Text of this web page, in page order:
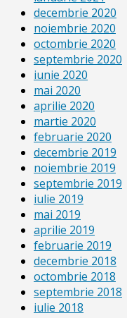
decembrie 2020
noiembrie 2020
octombrie 2020
septembrie 2020
iunie 2020
mai 2020
aprilie 2020
martie 2020
februarie 2020
decembrie 2019
noiembrie 2019
septembrie 2019
iulie 2019
mai 2019
aprilie 2019
februarie 2019
decembrie 2018
octombrie 2018
septembrie 2018
iulie 2018